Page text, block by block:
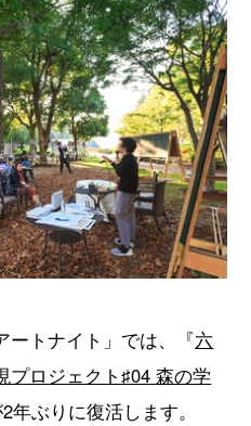
ートナイト」では、『六
プロジェクト♯04 森の学
年ぶりに復活します。